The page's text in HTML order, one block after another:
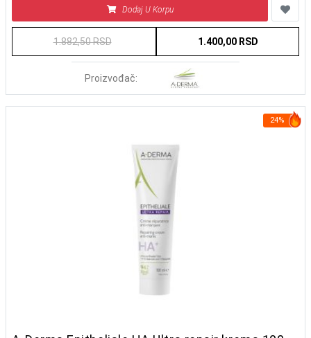
Dodaj U Korpu
1.882,50 RSD 1.400,00 RSD
Proizvođač:
24%